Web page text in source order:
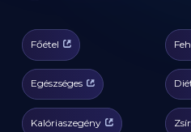
Főétel
Egészséges
Kalóriaszegény